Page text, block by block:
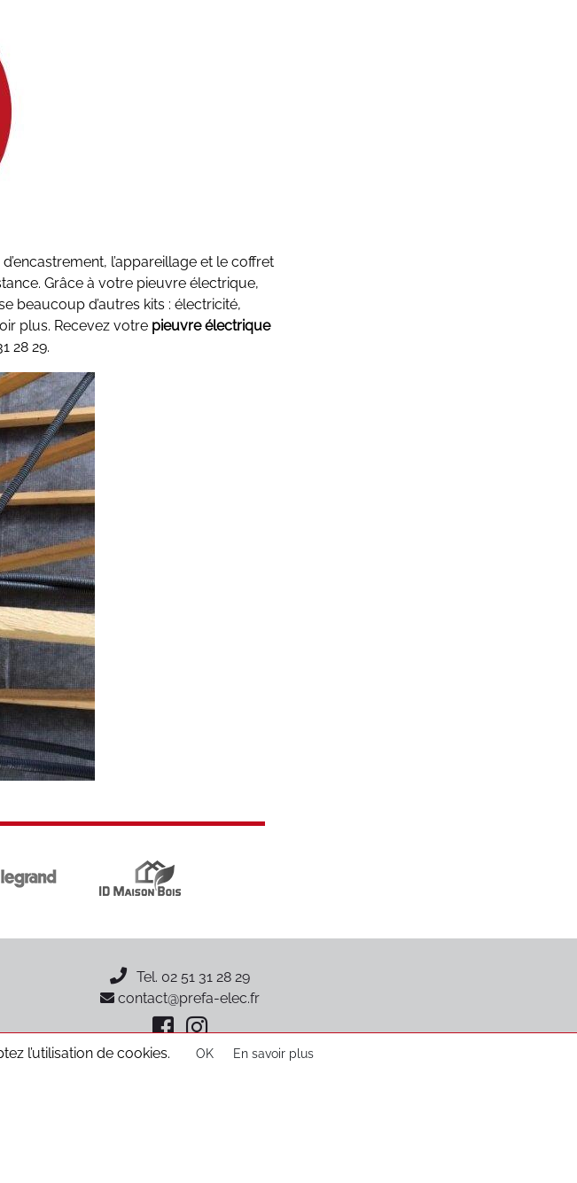
l’appareillage et le coffret
Grâce à votre pieuvre électrique,
beaucoup d’autres kits : électricité,
plus. Recevez votre pieuvre électrique
28 29.
Tel. 02 51 31 28 29
contact@prefa-elec.fr
l’utilisation de cookies. OK En savoir plus